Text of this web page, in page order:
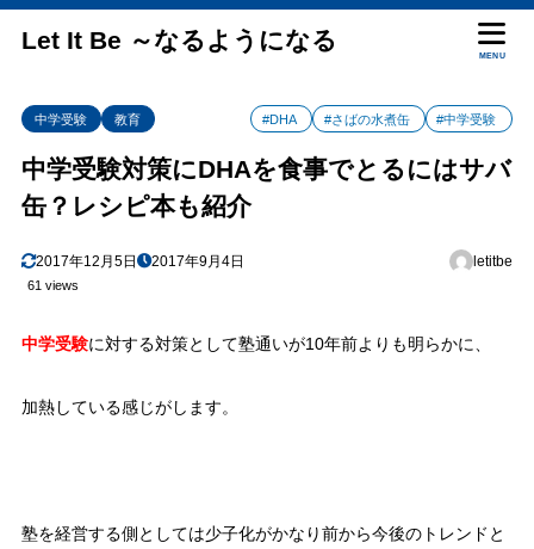
Let It Be ～なるようになる
MENU
中学受験 教育 #DHA #さばの水煮缶 #中学受験
中学受験対策にDHAを食事でとるにはサバ
缶？レシピ本も紹介
2017年12月5日 2017年9月4日 letitbe
61 views
中学受験に対する対策として塾通いが10年前よりも明らかに、
加熱している感じがします。
塾を経営する側としては少子化がかなり前から今後のトレンドと